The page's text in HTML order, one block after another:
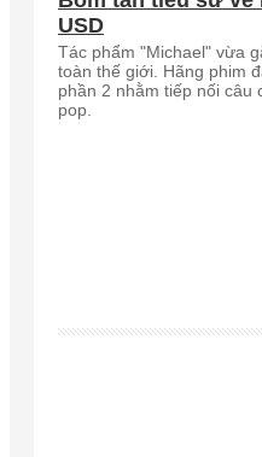
USD
Tác phẩm "Michael" vừa
toàn thế giới. Hãng phim
phần 2 nhằm tiếp nối câu
pop.